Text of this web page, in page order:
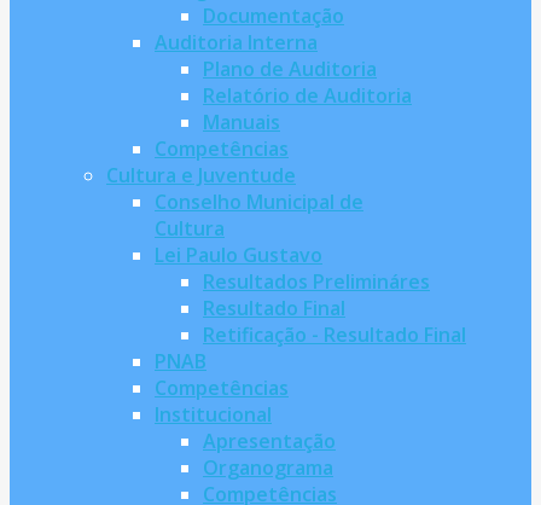
Documentação
Auditoria Interna
Plano de Auditoria
Relatório de Auditoria
Manuais
Competências
Cultura e Juventude
Conselho Municipal de
Cultura
Lei Paulo Gustavo
Resultados Prelimináres
Resultado Final
Retificação - Resultado Final
PNAB
Competências
Institucional
Apresentação
Organograma
Competências